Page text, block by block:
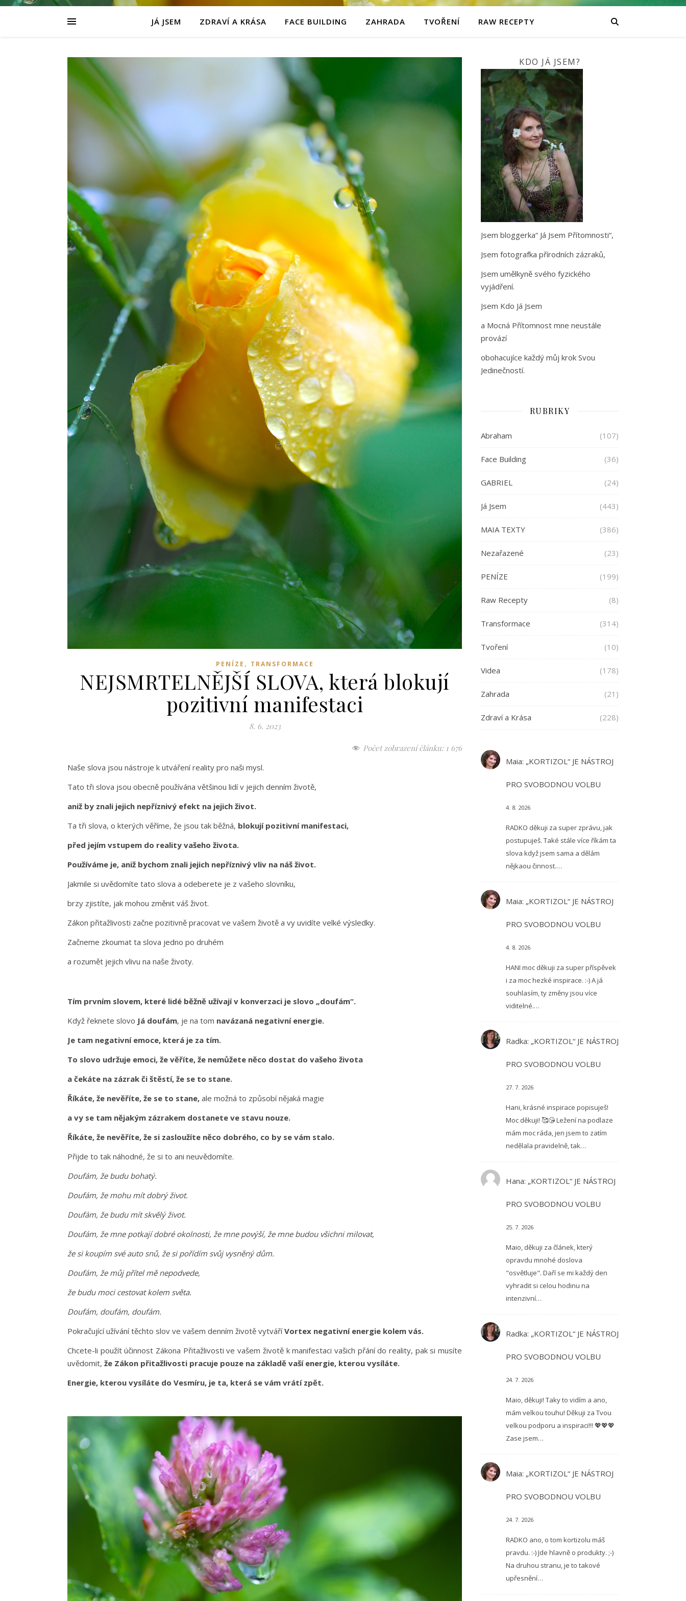
JÁ JSEM ZDRAVÍ A KRÁSA FACE BUILDING ZAHRADA TVOŘENÍ RAW RECEPTY
PENÍZE , TRANSFORMACE
NEJSMRTELNĚJŠÍ SLOVA, která blokují
pozitivní manifestaci
8. 6. 2023
Počet zobrazení článku: 1 676
Naše slova jsou nástroje k utváření reality pro naši mysl.
Tato tři slova jsou obecně používána většinou lidí v jejich denním životě,
aniž by znali jejich nepříznivý efekt na jejich život.
Ta tři slova, o kterých věříme, že jsou tak běžná, blokují pozitivní manifestaci,
před jejím vstupem do reality vašeho života.
Používáme je, aniž bychom znali jejich nepříznivý vliv na náš život.
Jakmile si uvědomíte tato slova a odeberete je z vašeho slovníku,
brzy zjistíte, jak mohou změnit váš život.
Zákon přitažlivosti začne pozitivně pracovat ve vašem životě a vy uvidíte velké výsledky.
Začneme zkoumat ta slova jedno po druhém
a rozumět jejich vlivu na naše životy.
Tím prvním slovem, které lidé běžně užívají v konverzaci je slovo „doufám“.
Když řeknete slovo Já doufám, je na tom navázaná negativní energie.
Je tam negativní emoce, která je za tím.
To slovo udržuje emoci, že věříte, že nemůžete něco dostat do vašeho života
a čekáte na zázrak či štěstí, že se to stane.
Říkáte, že nevěříte, že se to stane, ale možná to způsobí nějaká magie
a vy se tam nějakým zázrakem dostanete ve stavu nouze.
Říkáte, že nevěříte, že si zasloužíte něco dobrého, co by se vám stalo.
Přijde to tak náhodné, že si to ani neuvědomíte.
Doufám, že budu bohatý.
Doufám, že mohu mít dobrý život.
Doufám, že budu mít skvělý život.
Doufám, že mne potkají dobré okolnosti, že mne povýší, že mne budou všichni milovat,
že si koupím své auto snů, že si pořídím svůj vysněný dům.
Doufám, že můj přítel mě nepodvede,
že budu moci cestovat kolem světa.
Doufám, doufám, doufám.
Pokračující užívání těchto slov ve vašem denním životě vytváříVortex negativní energie kolem vás.
Chcete-li použít účinnost Zákona Přitažlivosti ve vašem životě k manifestaci vašich přání do reality, pak si musíte
uvědomit, že Zákon přitažlivosti pracuje pouze na základě vaší energie, kterou vysíláte.
Energie, kterou vysíláte do Vesmíru, je ta, která se vám vrátí zpět.
KDO JÁ JSEM?
Jsem bloggerka“ Já Jsem Přítomnosti“,
Jsem fotografka přírodních zázraků,
Jsem umělkyně svého fyzického
vyjádření.
Jsem Kdo Já Jsem
a Mocná Přítomnost mne neustále
provází
obohacujíce každý můj krok Svou
Jedinečností.
RUBRIKY
Abraham (107)
Face Building (36)
GABRIEL (24)
Já Jsem (443)
MAIA TEXTY (386)
Nezařazené (23)
PENÍZE (199)
Raw Recepty (8)
Transformace (314)
Tvoření (10)
Videa (178)
Zahrada (21)
Zdraví a Krása (228)
Maia: „KORTIZOL“ JE NÁSTROJ
PRO SVOBODNOU VOLBU
4. 8. 2026
RADKO děkuji za super zprávu, jak
postupuješ. Také stále více říkám ta
slova když jsem sama a dělám
nějkaou činnost.…
Maia: „KORTIZOL“ JE NÁSTROJ
PRO SVOBODNOU VOLBU
4. 8. 2026
HANI moc děkuji za super příspěvek
i za moc hezké inspirace. :-) A já
souhlasím, ty změny jsou více
viditelné.…
Radka: „KORTIZOL“ JE NÁSTROJ
PRO SVOBODNOU VOLBU
27. 7. 2026
Hani, krásné inspirace popisuješ!
Moc děkuji! 🥰😘 Ležení na podlaze
mám moc ráda, jen jsem to zatím
nedělala pravidelně, tak…
Hana: „KORTIZOL“ JE NÁSTROJ
PRO SVOBODNOU VOLBU
25. 7. 2026
Maio, děkuji za článek, který
opravdu mnohé doslova
"osvětluje". Daří se mi každý den
vyhradit si celou hodinu na
intenzivní…
Radka: „KORTIZOL“ JE NÁSTROJ
PRO SVOBODNOU VOLBU
24. 7. 2026
Maio, děkuji! Taky to vidím a ano,
mám velkou touhu! Děkuji za Tvou
velkou podporu a inspiraci!!! 💖💖💖
Zase jsem…
Maia: „KORTIZOL“ JE NÁSTROJ
PRO SVOBODNOU VOLBU
24. 7. 2026
RADKO ano, o tom kortizolu máš
pravdu. :-) Jde hlavně o produkty. ;-)
Na druhou stranu, je to takové
upřesnění…